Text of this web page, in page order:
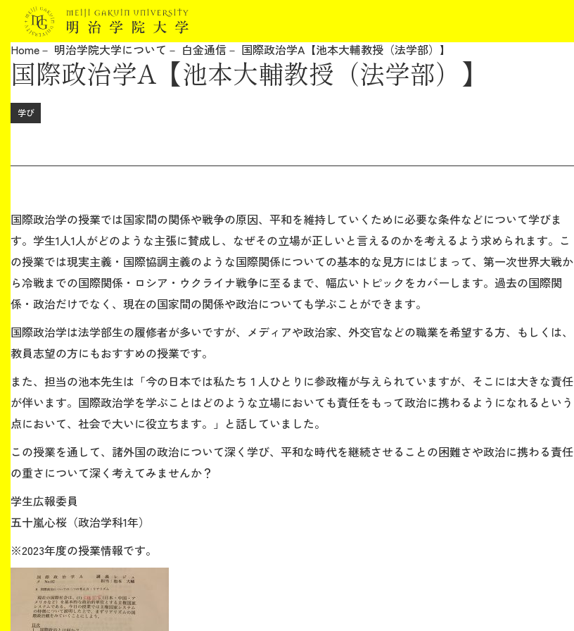
明治学院大学について
教育
留学・国際交流
キャリア
ボランティア
生涯学習・社会連携
2026年9月入学者向け 新入生サイト
MGグッズ オンラインショップ
（外部サイト）
Home 明治学院大学について 白金通信 国際政治学A【池本大輔教授（法学部）】
国際政治学A【池本大輔教授（法学部）】
学び
国際政治学の授業では国家間の関係や戦争の原因、平和を維持していくために必要な条件などについて学びま
す。学生1人1人がどのような主張に賛成し、なぜその立場が正しいと言えるのかを考えるよう求められます。こ
の授業では現実主義・国際協調主義のような国際関係についての基本的な見方にはじまって、第一次世界大戦か
ら冷戦までの国際関係・ロシア・ウクライナ戦争に至るまで、幅広いトピックをカバーします。過去の国際関
係・政治だけでなく、現在の国家間の関係や政治についても学ぶことができます。
国際政治学は法学部生の履修者が多いですが、メディアや政治家、外交官などの職業を希望する方、もしくは、
教員志望の方にもおすすめの授業です。
また、担当の池本先生は「今の日本では私たち１人ひとりに参政権が与えられていますが、そこには大きな責任
が伴います。国際政治学を学ぶことはどのような立場においても責任をもって政治に携わるようになれるという
点において、社会で大いに役立ちます。」と話していました。
この授業を通して、諸外国の政治について深く学び、平和な時代を継続させることの困難さや政治に携わる責任
の重さについて深く考えてみませんか？
学生広報委員
五十嵐心桜（政治学科1年）
※2023年度の授業情報です。